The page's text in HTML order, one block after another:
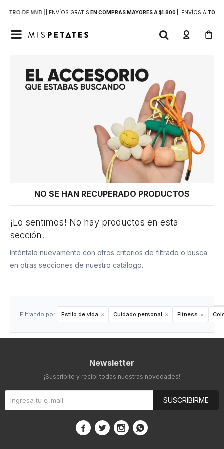
DE MVD | | ENVÍOS GRATIS EN COMPRAS MAYORES A $1.800 | ENVÍOS ATODO

NO SE HAN RECUPERADO PRODUCTOS
¡Lo sentimos! No hay productos en esta
sección.
Inténtalo nuevamente con otros criterios de filtrado o busca
en otras secciones de nuestro catálogo.
Filtrando por: Estilo de vida Cuidado personal Fitness
Newsletter
¡Suscribite y recibí todas nuestras novedades!
SUSCRIBIRME
   